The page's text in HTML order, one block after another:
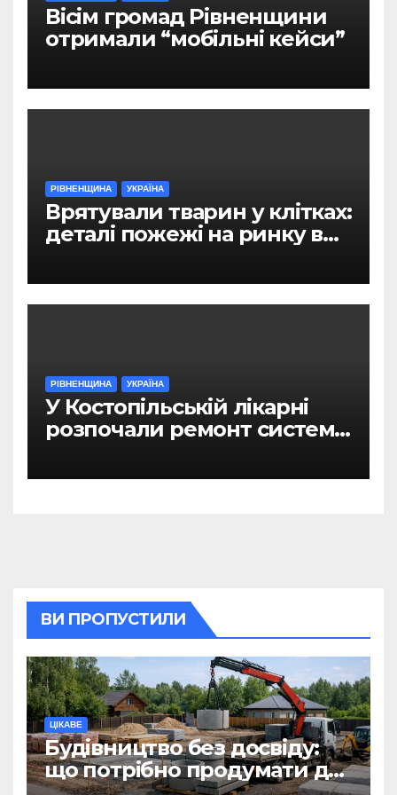
Вісім громад Рівненщини
отримали “мобільні кейси”
РІВНЕНЩИНА УКРАЇНА
Врятували тварин у клітках:
деталі пожежі на ринку в
РІВНЕНЩИНА УКРАЇНА
У Костопільській лікарні
розпочали ремонт системи
ВИ ПРОПУСТИЛИ
ЦІКАВЕ
Будівництво без досвіду:
що потрібно продумати до